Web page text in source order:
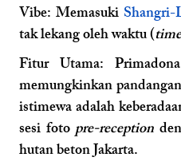
Vibe: Memasuki Shangri-
tak lekang oleh waktu (
Fitur Utama:
memungkinkan
istimewa adalah
sesi foto pre-reception
hutan beton Jakarta.